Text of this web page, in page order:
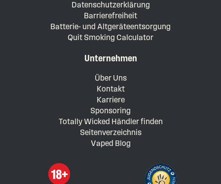
Datenschutzerklärung
Barrierefreiheit
Batterie- und Altgeräteentsorgung
Quit Smoking Calculator
Unternehmen
Über Uns
Kontakt
Karriere
Sponsoring
Totally Wicked Händler finden
Seitenverzeichnis
Vaped Blog